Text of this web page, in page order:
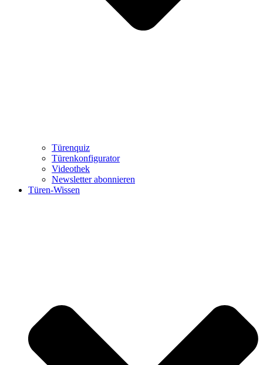
Türenquiz
Türenkonfigurator
Videothek
Newsletter abonnieren
Türen-Wissen